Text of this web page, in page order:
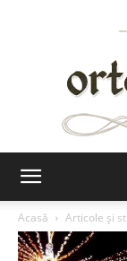
Acasă
Articole şi